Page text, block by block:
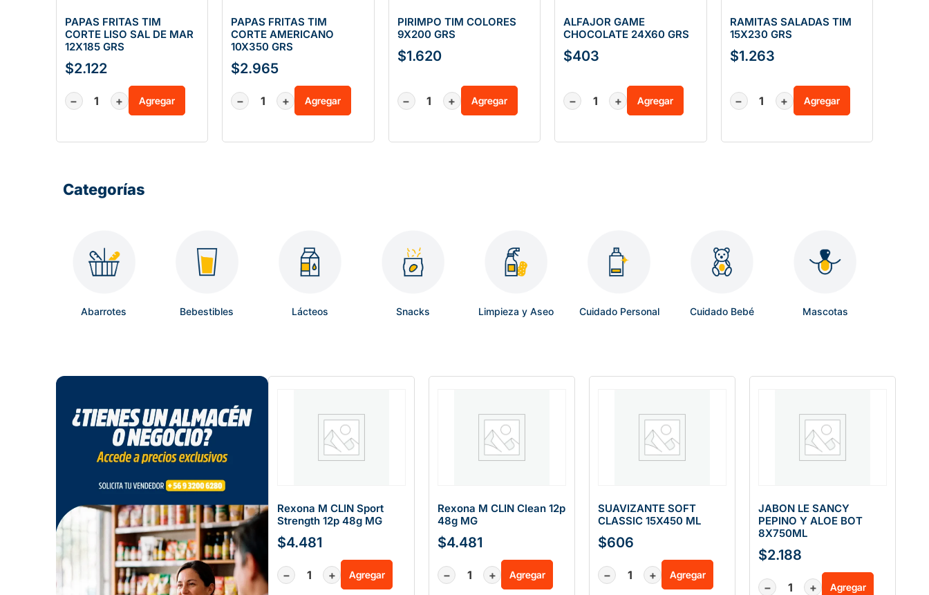
PAPAS FRITAS TIM
CORTE LISO SAL DE MAR
12X185 GRS
$2.122
− + Agregar
PAPAS FRITAS TIM
CORTE AMERICANO
10X350 GRS
$2.965
− + Agregar
PIRIMPO TIM COLORES
9X200 GRS
$1.620
− + Agregar
ALFAJOR GAME
CHOCOLATE 24X60 GRS
$403
− + Agregar
RAMITAS SALADAS TIM
15X230 GRS
$1.263
− + Agregar
Categorías
Abarrotes Bebestibles Lácteos Snacks Limpieza y Aseo Cuidado Personal Cuidado Bebé Mascotas
Rexona M CLIN Sport
Strength 12p 48g MG
$4.481
− + Agregar
Rexona M CLIN Clean 12p
48g MG
$4.481
− + Agregar
SUAVIZANTE SOFT
CLASSIC 15X450 ML
$606
− + Agregar
JABON LE SANCY
PEPINO Y ALOE BOT
8X750ML
$2.188
− + Agregar